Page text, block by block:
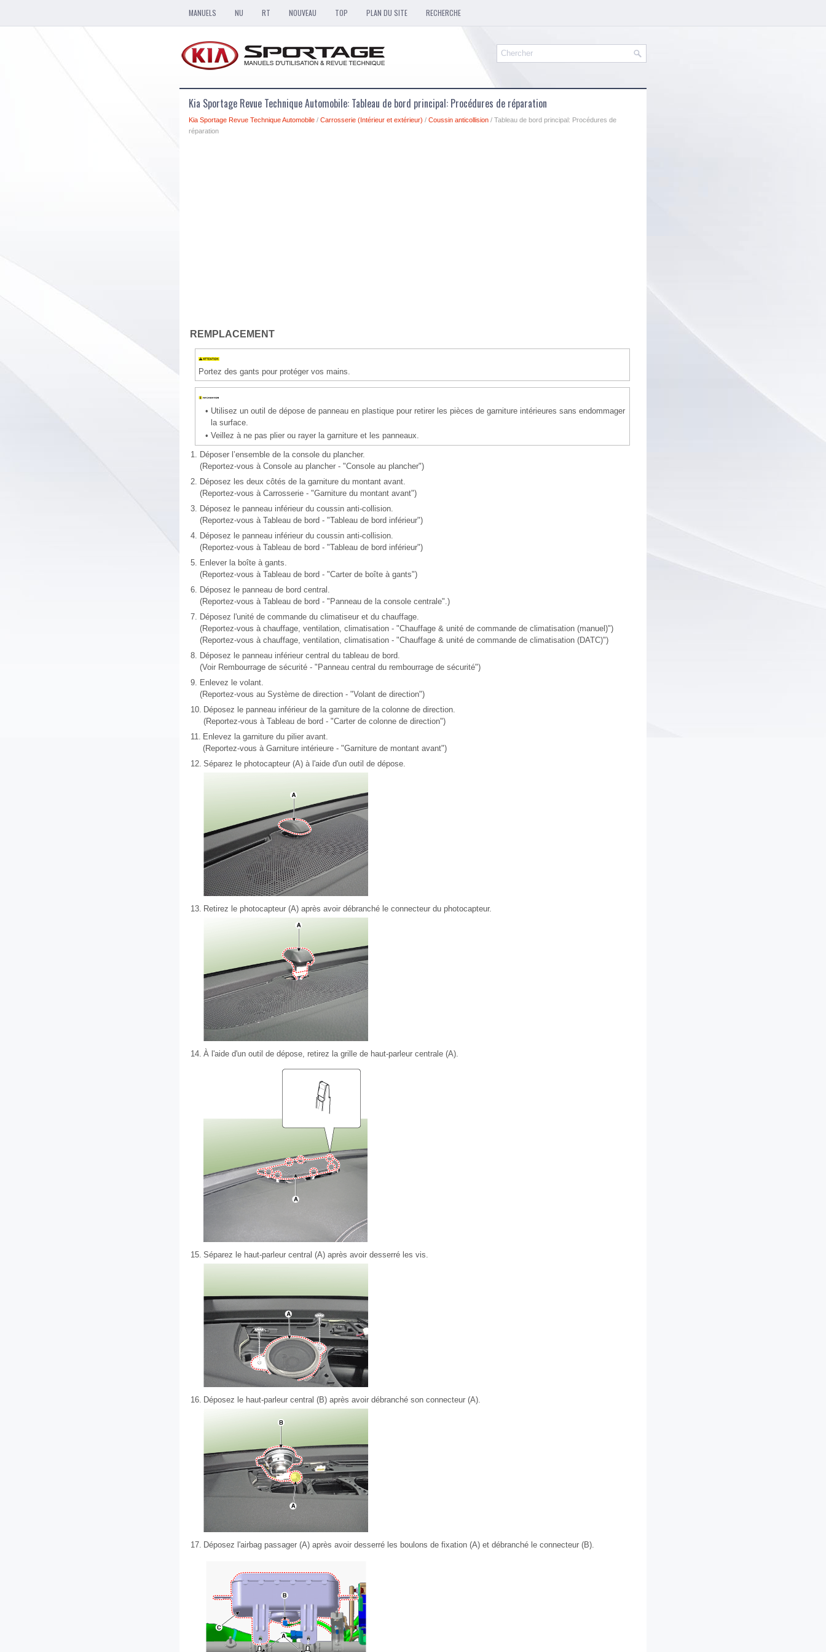
MANUELS NU RT NOUVEAU TOP PLAN DU SITE RECHERCHE
Kia Sportage Revue Technique Automobile: Tableau de bord principal: Procédures de réparation
Kia Sportage Revue Technique Automobile / Carrosserie (Intérieur et extérieur) / Coussin anticollision / Tableau de bord principal: Procédures de
réparation
REMPLACEMENT
Portez des gants pour protéger vos mains.
• Utilisez un outil de dépose de panneau en plastique pour retirer les pièces de garniture intérieures sans endommager
la surface.
• Veillez à ne pas plier ou rayer la garniture et les panneaux.
1. Déposer l’ensemble de la console du plancher.
(Reportez-vous à Console au plancher - "Console au plancher")
2. Déposez les deux côtés de la garniture du montant avant.
(Reportez-vous à Carrosserie - "Garniture du montant avant")
3. Déposez le panneau inférieur du coussin anti-collision.
(Reportez-vous à Tableau de bord - "Tableau de bord inférieur")
4. Déposez le panneau inférieur du coussin anti-collision.
(Reportez-vous à Tableau de bord - "Tableau de bord inférieur")
5. Enlever la boîte à gants.
(Reportez-vous à Tableau de bord - "Carter de boîte à gants")
6. Déposez le panneau de bord central.
(Reportez-vous à Tableau de bord - "Panneau de la console centrale".)
7. Déposez l'unité de commande du climatiseur et du chauffage.
(Reportez-vous à chauffage, ventilation, climatisation - "Chauffage & unité de commande de climatisation (manuel)")
(Reportez-vous à chauffage, ventilation, climatisation - "Chauffage & unité de commande de climatisation (DATC)")
8. Déposez le panneau inférieur central du tableau de bord.
(Voir Rembourrage de sécurité - "Panneau central du rembourrage de sécurité")
9. Enlevez le volant.
(Reportez-vous au Système de direction - "Volant de direction")
10. Déposez le panneau inférieur de la garniture de la colonne de direction.
(Reportez-vous à Tableau de bord - "Carter de colonne de direction")
11. Enlevez la garniture du pilier avant.
(Reportez-vous à Garniture intérieure - "Garniture de montant avant")
12. Séparez le photocapteur (A) à l'aide d'un outil de dépose.
13. Retirez le photocapteur (A) après avoir débranché le connecteur du photocapteur.
14. À l'aide d'un outil de dépose, retirez la grille de haut-parleur centrale (A).
15. Séparez le haut-parleur central (A) après avoir desserré les vis.
16. Déposez le haut-parleur central (B) après avoir débranché son connecteur (A).
17. Déposez l'airbag passager (A) après avoir desserré les boulons de fixation (A) et débranché le connecteur (B).